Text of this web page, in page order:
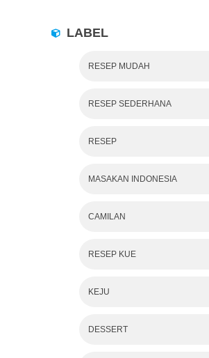
LABEL
RESEP MUDAH
RESEP SEDERHANA
RESEP
MASAKAN INDONESIA
CAMILAN
RESEP KUE
KEJU
DESSERT